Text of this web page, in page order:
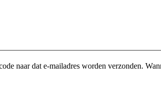
naar dat e-mailadres worden verzonden.